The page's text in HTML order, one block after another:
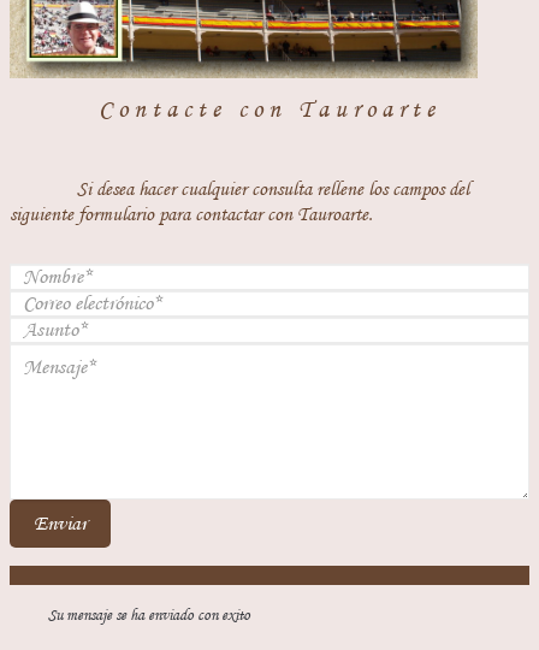
Contacte con Tauroarte
Si desea hacer cualquier consulta rellene los campos del
siguiente formulario para contactar con Tauroarte.
Enviar
Su mensaje se ha enviado con exito